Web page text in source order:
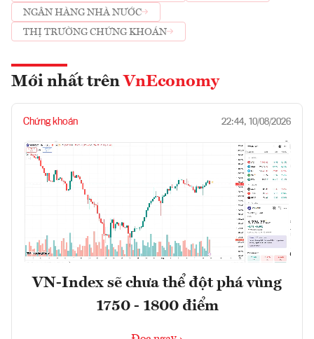
NGÂN HÀNG NHÀ NƯỚC
THỊ TRƯỜNG CHỨNG KHOÁN
Mới nhất trên VnEconomy
Chứng khoán 22:44, 10/08/2026
VN-Index sẽ chưa thể đột phá vùng
1750 - 1800 điểm